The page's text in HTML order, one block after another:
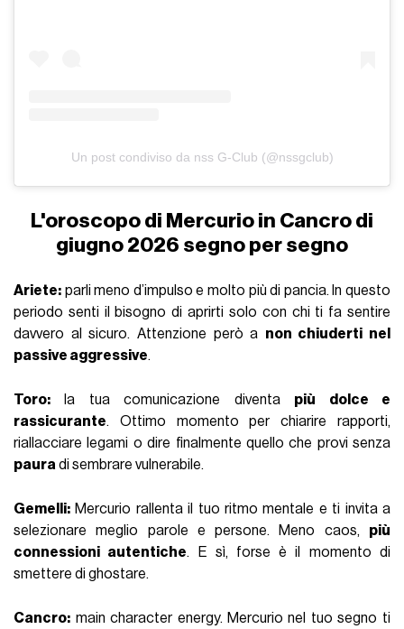
Un post condiviso da nss G-Club (@nssgclub)
L'oroscopo di Mercurio in Cancro di
giugno 2026 segno per segno
Ariete: parli meno d’impulso e molto più di pancia. In questo
periodo senti il bisogno di aprirti solo con chi ti fa sentire
davvero al sicuro. Attenzione però a non chiuderti nel
passive aggressive.
Toro: la tua comunicazione diventa più dolce e
rassicurante. Ottimo momento per chiarire rapporti,
riallacciare legami o dire finalmente quello che provi senza
paura di sembrare vulnerabile.
Gemelli: Mercurio rallenta il tuo ritmo mentale e ti invita a
selezionare meglio parole e persone. Meno caos, più
connessioni autentiche. E sì, forse è il momento di
smettere di ghostare.
Cancro: main character energy. Mercurio nel tuo segno ti